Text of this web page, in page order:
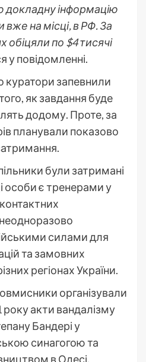
докладну інформацію
на місці, в РФ. За
обіцяли по $4 тисячі
у повідомленні.
запевнили
як завдання буде
додому. Проте, за
планували показово
були затримані
особи є тренерами у
силами для
та замовних
регіонах України.
організували
року акти вандалізму
Бандері у
синагогою та
в Одесі.